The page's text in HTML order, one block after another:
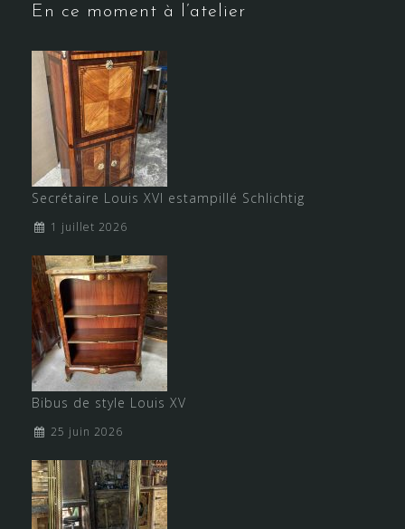
En ce moment à l’atelier
Secrétaire Louis XVI estampillé Schlichtig
1 juillet 2026
Bibus de style Louis XV
25 juin 2026